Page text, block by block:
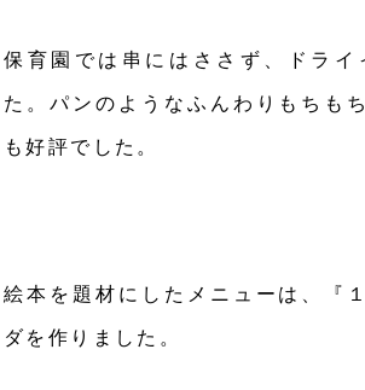
保育園では串にはささず、ドラ
た。パンのようなふんわりもちも
も好評でした。
絵本を題材にしたメニューは、『
ダを作りました。